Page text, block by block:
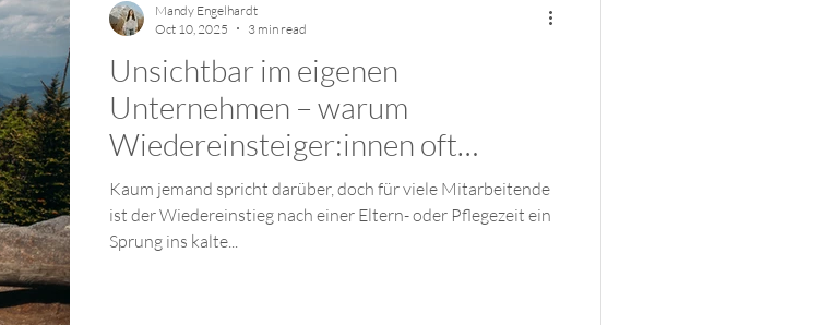
Unsichtbar im eigenen
Unternehmen – warum
Wiedereinsteiger:innen oft
vergessen werden
Kaum jemand spricht darüber, doch für viele Mitarbeitende
ist der Wiedereinstieg nach einer Eltern- oder Pflegezeit ein
Sprung ins kalte...
Mandy Engelhardt
Oct 10, 2025
3 min read